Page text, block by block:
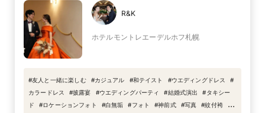
R&K
ホテルモントレエーデルホフ札幌
#友人と一緒に楽しむ #カジュアル #和テイスト #ウエディングドレス
#
カラードレス
#披露宴 #ウエディングパーティ #結婚式演出 #タキシー
ド
#ロケーションフォト #白無垢 #フォト #神前式 #写真 #紋付袴
#